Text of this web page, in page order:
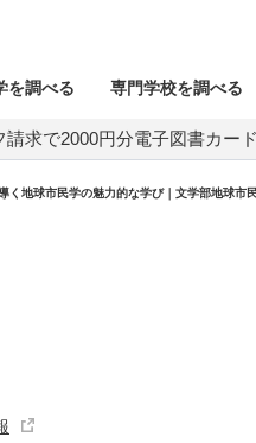
を調べる 専門学校を調べる
請求で2000円分電子図書カー
く地球市民学の魅力的な学び｜文学部地球市